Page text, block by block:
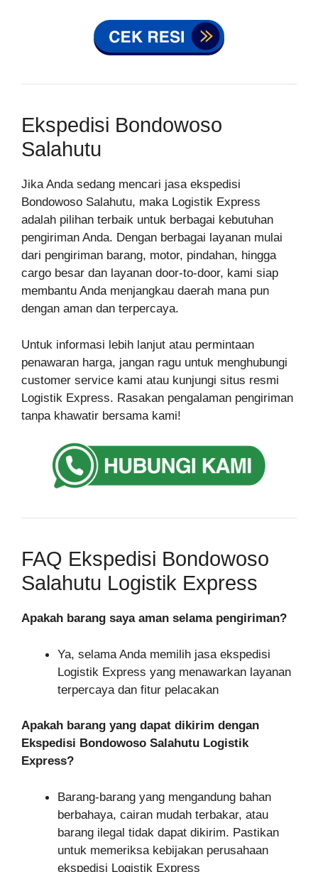
Ekspedisi Bondowoso
Salahutu
Jika Anda sedang mencari jasa ekspedisi
Bondowoso Salahutu, maka Logistik Express
adalah pilihan terbaik untuk berbagai kebutuhan
pengiriman Anda. Dengan berbagai layanan mulai
dari pengiriman barang, motor, pindahan, hingga
cargo besar dan layanan door-to-door, kami siap
membantu Anda menjangkau daerah mana pun
dengan aman dan terpercaya.
Untuk informasi lebih lanjut atau permintaan
penawaran harga, jangan ragu untuk menghubungi
customer service kami atau kunjungi situs resmi
Logistik Express. Rasakan pengalaman pengiriman
tanpa khawatir bersama kami!
FAQ Ekspedisi Bondowoso
Salahutu Logistik Express
Apakah barang saya aman selama pengiriman?
Ya, selama Anda memilih jasa ekspedisi
Logistik Express yang menawarkan layanan
terpercaya dan fitur pelacakan
Apakah barang yang dapat dikirim dengan
Ekspedisi Bondowoso Salahutu Logistik
Express?
Barang-barang yang mengandung bahan
berbahaya, cairan mudah terbakar, atau
barang ilegal tidak dapat dikirim. Pastikan
untuk memeriksa kebijakan perusahaan
ekspedisi Logistik Express